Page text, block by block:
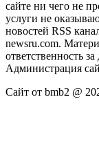
сайте ни чего не
услуги не
новостей RSS
newsru.com.
ответственность
Администрация
Сайт от bmb2 @